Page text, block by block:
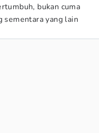
bukan cuma
sementara yang lain